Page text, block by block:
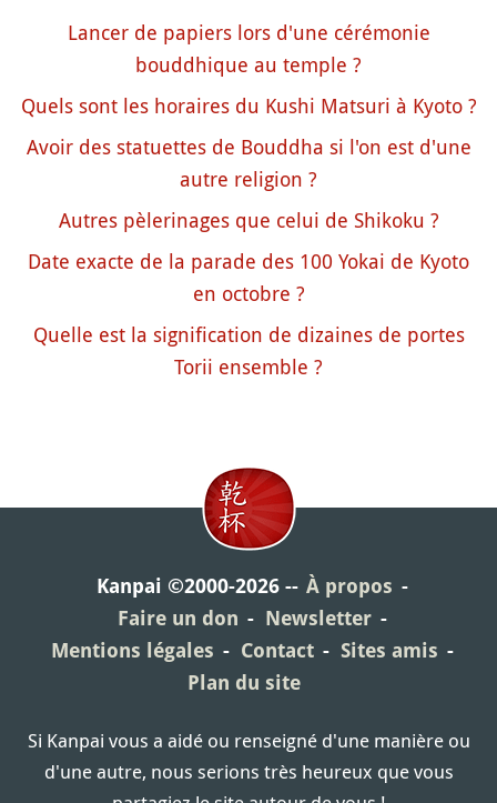
Lancer de papiers lors d'une cérémonie
bouddhique au temple ?
Quels sont les horaires du Kushi Matsuri à Kyoto ?
Avoir des statuettes de Bouddha si l'on est d'une
autre religion ?
Autres pèlerinages que celui de Shikoku ?
Date exacte de la parade des 100 Yokai de Kyoto
en octobre ?
Quelle est la signification de dizaines de portes
Torii ensemble ?
Kanpai ©2000-2026
À propos
Faire un don
Newsletter
Mentions légales
Contact
Sites amis
Plan du site
Si Kanpai vous a aidé ou renseigné d'une manière ou
d'une autre, nous serions très heureux que vous